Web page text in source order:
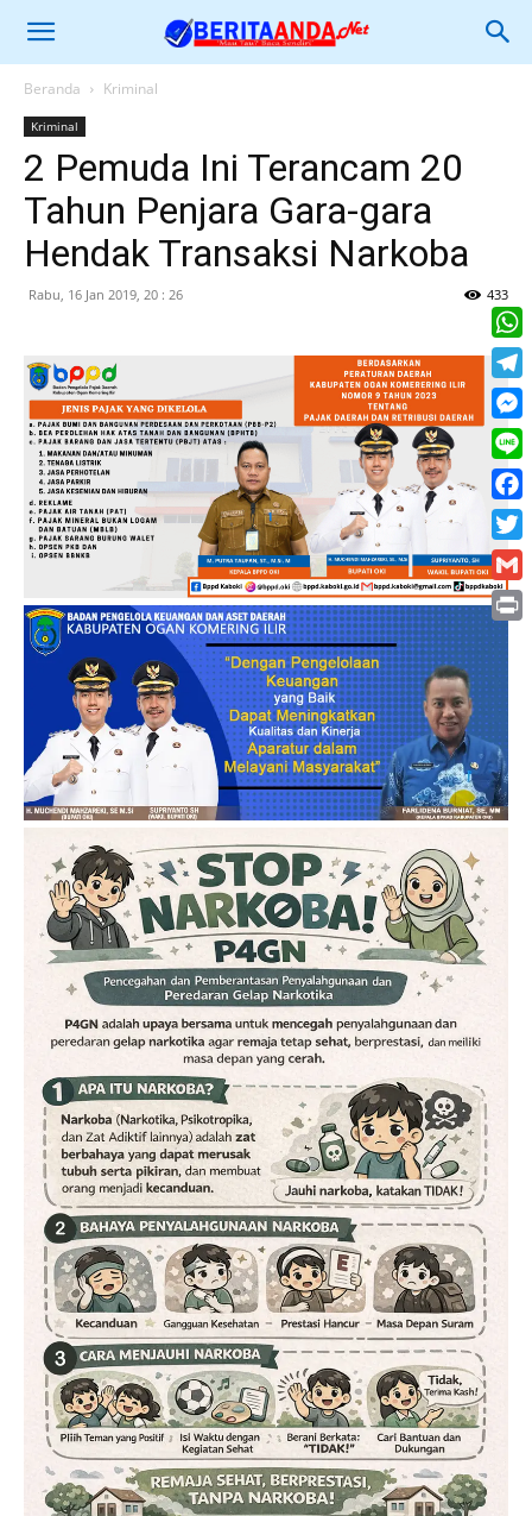
Beranda Kriminal
Kriminal
2 Pemuda Ini Terancam 20
Tahun Penjara Gara-gara
Hendak Transaksi Narkoba
Rabu, 16 Jan 2019, 20 : 26 433
Line
Print